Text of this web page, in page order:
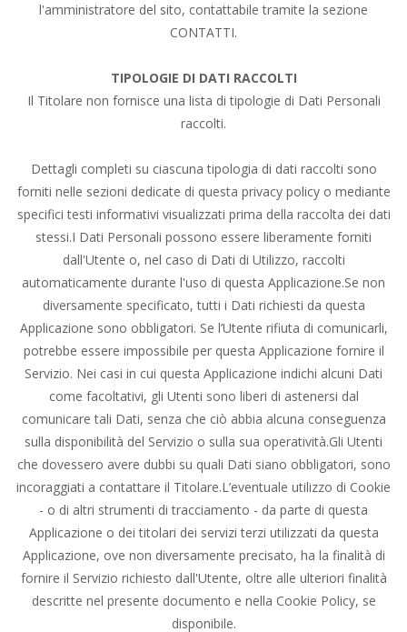
l'amministratore del sito, contattabile tramite la sezione
CONTATTI.
TIPOLOGIE DI DATI RACCOLTI
Il Titolare non fornisce una lista di tipologie di Dati Personali
raccolti.
Dettagli completi su ciascuna tipologia di dati raccolti sono
forniti nelle sezioni dedicate di questa privacy policy o mediante
specifici testi informativi visualizzati prima della raccolta dei dati
stessi.I Dati Personali possono essere liberamente forniti
dall'Utente o, nel caso di Dati di Utilizzo, raccolti
automaticamente durante l'uso di questa Applicazione.Se non
diversamente specificato, tutti i Dati richiesti da questa
Applicazione sono obbligatori. Se l’Utente rifiuta di comunicarli,
potrebbe essere impossibile per questa Applicazione fornire il
Servizio. Nei casi in cui questa Applicazione indichi alcuni Dati
come facoltativi, gli Utenti sono liberi di astenersi dal
comunicare tali Dati, senza che ciò abbia alcuna conseguenza
sulla disponibilità del Servizio o sulla sua operatività.Gli Utenti
che dovessero avere dubbi su quali Dati siano obbligatori, sono
incoraggiati a contattare il Titolare.L’eventuale utilizzo di Cookie
- o di altri strumenti di tracciamento - da parte di questa
Applicazione o dei titolari dei servizi terzi utilizzati da questa
Applicazione, ove non diversamente precisato, ha la finalità di
fornire il Servizio richiesto dall'Utente, oltre alle ulteriori finalità
descritte nel presente documento e nella Cookie Policy, se
disponibile.